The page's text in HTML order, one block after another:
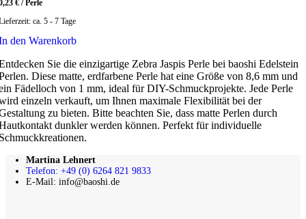
€ /Perle
ca. 5 - 7 Tage
den Warenkorb
Sie die einzigartige Zebra Jaspis Perle bei baoshi Edelstein
Diese matte, erdfarbene Perle hat eine Größe von 8,6 mm und
Fädelloch von 1 mm, ideal für DIY-Schmuckprojekte. Jede Perle
einzeln verkauft, um Ihnen maximale Flexibilität bei der
zu bieten. Bitte beachten Sie, dass matte Perlen durch
dunkler werden können. Perfekt für individuelle
Martina Lehnert
Telefon: +49 (0) 6264 821 9833
E-Mail: info@baoshi.de